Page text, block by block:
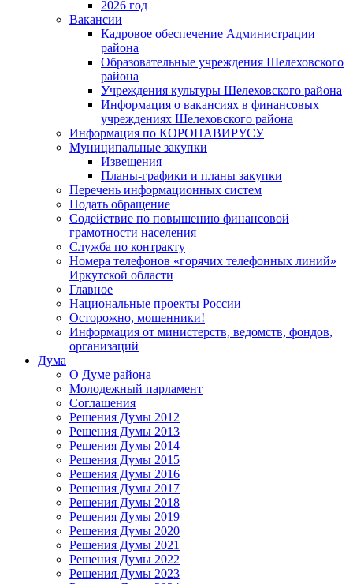
2026 год
Вакансии
Кадровое обеспечение Администрации
района
Образовательные учреждения Шелеховского
района
Учреждения культуры Шелеховского района
Информация о вакансиях в финансовых
учреждениях Шелеховского района
Информация по КОРОНАВИРУСУ
Муниципальные закупки
Извещения
Планы-графики и планы закупки
Перечень информационных систем
Подать обращение
Содействие по повышению финансовой
грамотности населения
Служба по контракту
Номера телефонов «горячих телефонных линий»
Иркутской области
Главное
Национальные проекты России
Осторожно, мошенники!
Информация от министерств, ведомств, фондов,
организаций
Дума
О Думе района
Молодежный парламент
Соглашения
Решения Думы 2012
Решения Думы 2013
Решения Думы 2014
Решения Думы 2015
Решения Думы 2016
Решения Думы 2017
Решения Думы 2018
Решения Думы 2019
Решения Думы 2020
Решения Думы 2021
Решения Думы 2022
Решения Думы 2023